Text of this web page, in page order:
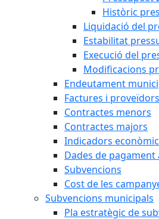
Històric
Liquidació del
Estabilitat
Execució del
Modificacions
Endeutament
Factures i proveïdors
Contractes menors
Contractes majors
Indicadors
Dades de
Subvencions
Cost de les
Subvencions municipals
Pla estratègic de